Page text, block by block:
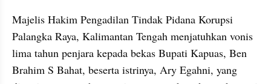
Majelis Hakim Pengadilan Tindak Pidana Korupsi
Palangka Raya, Kalimantan Tengah menjatuhkan vonis
lima tahun penjara kepada bekas Bupati Kapuas, Ben
Brahim S Bahat, beserta istrinya, Ary Egahni, yang